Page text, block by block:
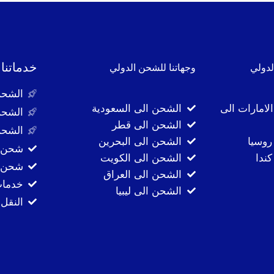
الى
وجهاتنا للشحن الدولي
الشحن الى السعودية
الشحن الى قطر
الشحن الى البحرين
الشحن الى الكويت
الشحن الى العراق
الشحن الى ليبيا
خدماتنا
شحن
شحن